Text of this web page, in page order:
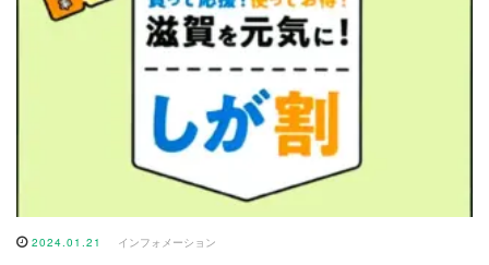
2024.01.21 インフォメーション